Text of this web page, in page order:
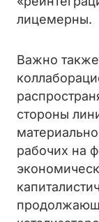
лицемерны.
Важно также
стороны
рабочих на